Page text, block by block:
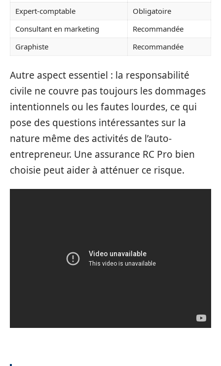
Expert-comptable
Obligatoire
Consultant en marketing
Recommandée
Graphiste
Recommandée
Autre aspect essentiel : la responsabilité
civile ne couvre pas toujours les dommages
intentionnels ou les fautes lourdes, ce qui
pose des questions intéressantes sur la
nature même des activités de l’auto-
entrepreneur. Une assurance RC Pro bien
choisie peut aider à atténuer ce risque.